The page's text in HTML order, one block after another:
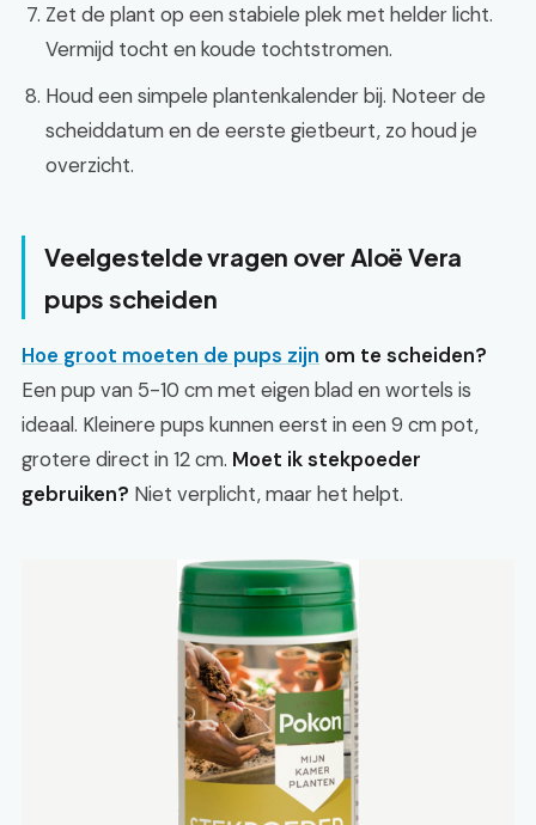
Zet de plant op een stabiele plek met helder licht.
Vermijd tocht en koude tochtstromen.
Houd een simpele plantenkalender bij. Noteer de
scheiddatum en de eerste gietbeurt, zo houd je
overzicht.
Veelgestelde vragen over Aloë Vera
pups scheiden
Hoe groot moeten de pups zijn om te scheiden?
Een pup van 5-10 cm met eigen blad en wortels is
ideaal. Kleinere pups kunnen eerst in een 9 cm pot,
grotere direct in 12 cm. Moet ik stekpoeder
gebruiken? Niet verplicht, maar het helpt.